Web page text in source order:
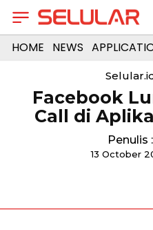
HOME NEWS
Facebook
Call di
Penulis :
13 October